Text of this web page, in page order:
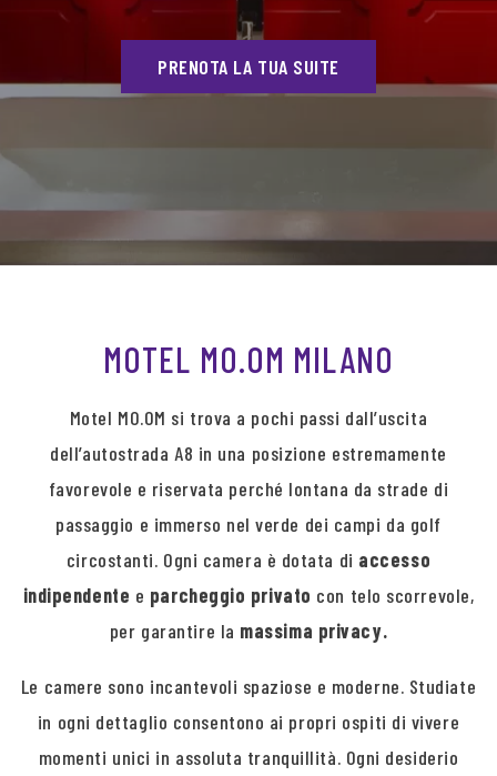
PRENOTA LA TUA SUITE
MOTEL MO.OM MILANO
Motel MO.OM si trova a pochi passi dall’uscita
dell’autostrada A8 in una posizione estremamente
favorevole e riservata perché lontana da strade di
passaggio e immerso nel verde dei campi da golf
circostanti. Ogni camera è dotata di accesso
indipendente e parcheggio privato con telo scorrevole,
per garantire la massima privacy.
Le camere sono incantevoli spaziose e moderne. Studiate
in ogni dettaglio consentono ai propri ospiti di vivere
momenti unici in assoluta tranquillità. Ogni desiderio